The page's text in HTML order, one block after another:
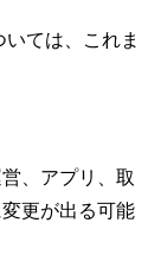
ては、これま
、アプリ、取
更が出る可能